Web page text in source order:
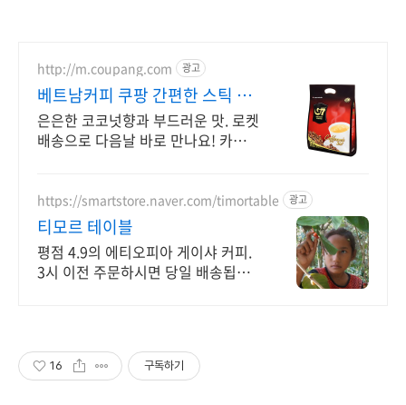
http://m.coupang.com 광고
베트남커피 쿠팡 간편한 스틱 타
입
은은한 코코넛향과 부드러운 맛. 로켓
배송으로 다음날 바로 만나요! 카페인
https://smartstore.naver.com/timortable 광고
티모르 테이블
평점 4.9의 에티오피아 게이샤 커피.
3시 이전 주문하시면 당일 배송됩니
16 구독하기